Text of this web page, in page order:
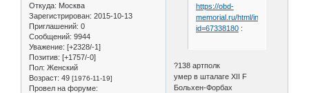
Откуда: Москва
Зарегистрирован: 2015-10-13
Приглашений: 0
Сообщений: 9944
Уважение: [+2328/-1]
Позитив: [+1757/-0]
Пол: Женский
Возраст: 49 [1976-11-19]
Провел на форуме:
https://obd-
memorial.ru/html/info.htm?
id=67338180:
?138 артполк
умер в шталаге XII F
Больхен-Форбах